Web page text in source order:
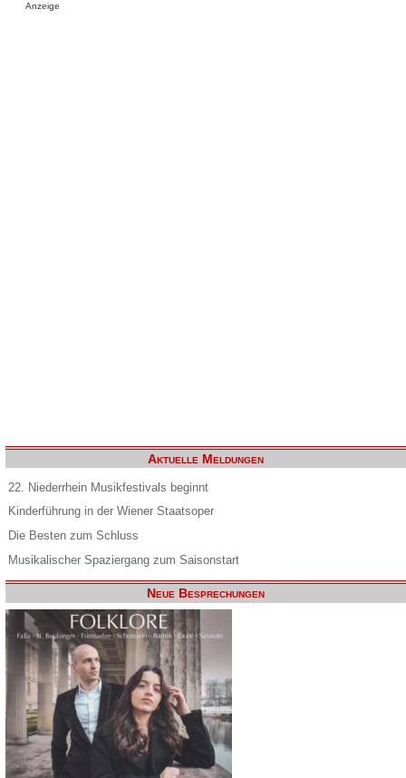
Anzeige
Aktuelle Meldungen
22. Niederrhein Musikfestivals beginnt
Kinderführung in der Wiener Staatsoper
Die Besten zum Schluss
Musikalischer Spaziergang zum Saisonstart
Neue Besprechungen